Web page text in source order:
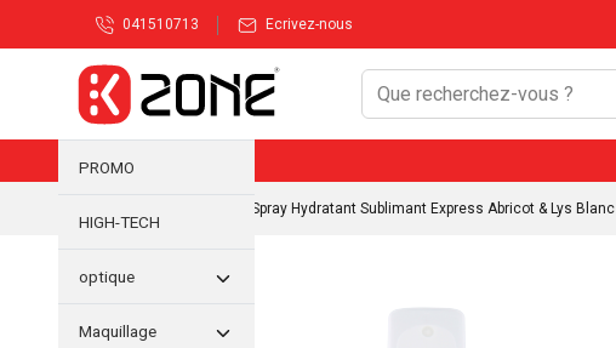
041510713 Ecrivez-nous
PROMO
HIGH-TECH
optique
Maquillage
/ Spray Hydratant Sublimant Express Abricot & Lys